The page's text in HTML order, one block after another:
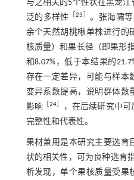
与之相关的5个性状在黑龙江
泛的多样性 ［23 。张海啸等
余个天然胡桃楸单株进行的
核质量）和果长径（即果形
和8.07%，低于本结果的
存在一定差异，可能与样本
变异系数提高，说明群体数
影响
［24
，在后续研究中
完整性和代表性。
果材兼用是本研究主要选育
状的相关性，可为良种选育
析发现，单个果核质量受果